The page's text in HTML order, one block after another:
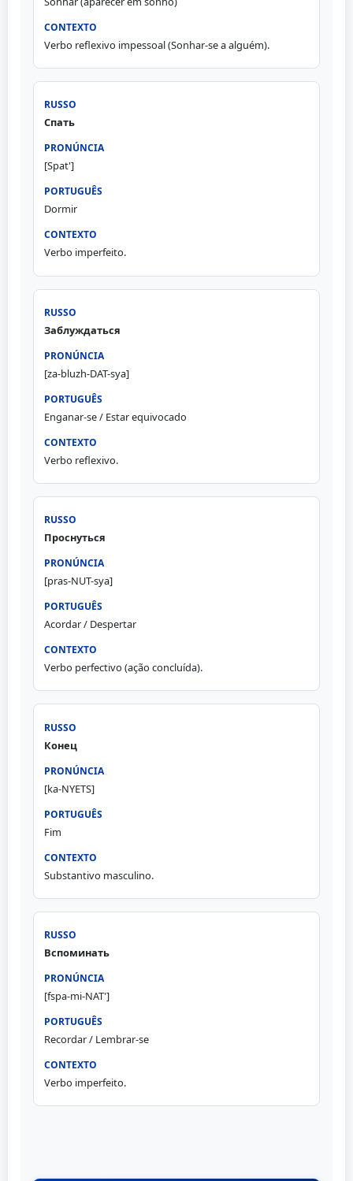
Verbo reflexivo impessoal (Sonhar-se a alguém).
Спать
[Spat']
Dormir
Verbo imperfeito.
Заблуждаться
[za-bluzh-DAT-sya]
Enganar-se / Estar equivocado
Verbo reflexivo.
Проснуться
[pras-NUT-sya]
Acordar / Despertar
Verbo perfectivo (ação concluída).
Конец
[ka-NYETS]
Fim
Substantivo masculino.
Вспоминать
[fspa-mi-NAT']
Recordar / Lembrar-se
Verbo imperfeito.